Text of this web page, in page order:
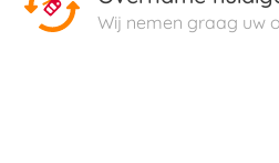
Wij nemen graag uw